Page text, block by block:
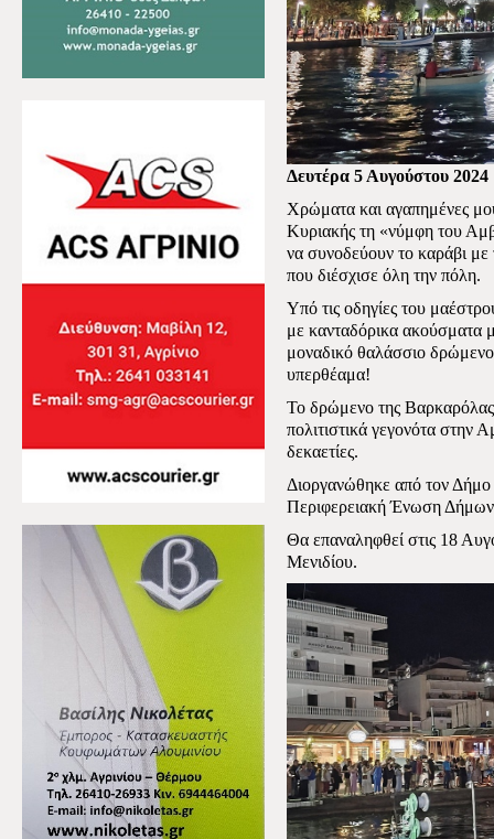
Δευτέρα 5 Αυγούστου 2024
Χρώματα και αγαπημένες
Κυριακής τη «νύμφη του
να συνοδεύουν το καράβι
που διέσχισε όλη την πόλη.
Υπό τις οδηγίες του
με κανταδόρικα ακούσματα
μοναδικό θαλάσσιο
υπερθέαμα!
Το δρώμενο της Βαρκαρόλας
πολιτιστικά γεγονότα στην
δεκαετίες.
Διοργανώθηκε από τον Δήμο
Περιφερειακή Ένωση
Θα επαναληφθεί στις 18
Μενιδίου.